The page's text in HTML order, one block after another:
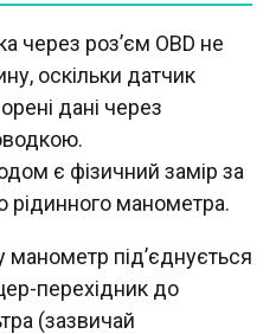
через роз’єм OBD не
оскільки датчик
дані через
є фізичний замір за
рідинного манометра.
під’єднується
перехідник до
(зазвичай